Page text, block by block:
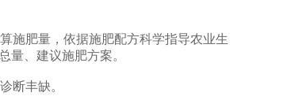
肥量，依据施肥配方科学指导农业生
量、建议施肥方案。
断丰缺。